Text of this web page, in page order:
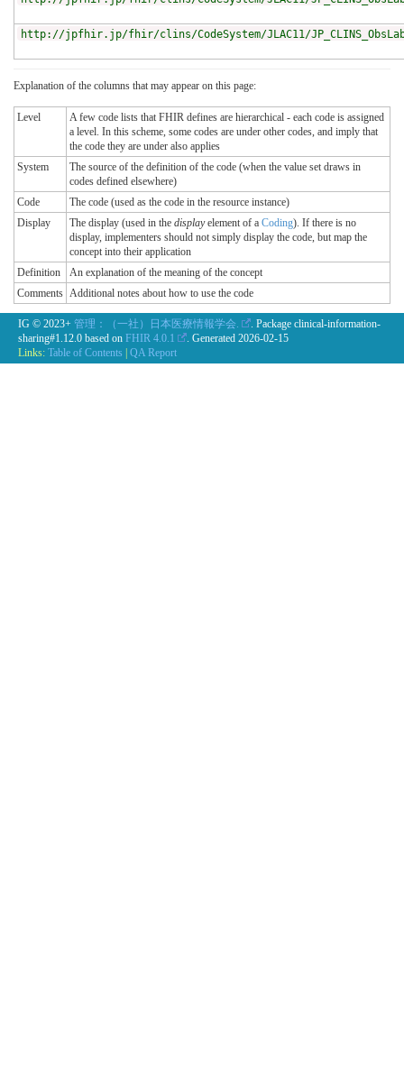
http://jpfhir.jp/fhir/clins/CodeSystem/JLAC11/
Explanation of the columns that may appear on this page:
Level
A few code lists that FHIR defines are hierarchical - each code is assigned
a level. In this scheme, some codes are under other codes, and imply that
the code they are under also applies
System
The source of the definition of the code (when the value set draws in
codes defined elsewhere)
Code
The code (used as the code in the resource instance)
Display
The display (used in the displayelement of a Coding). If there is no
display, implementers should not simply display the code, but map the
concept into their application
Definition
An explanation of the meaning of the concept
Comments Additional notes about how to use the code
IG © 2023+ 管理：（一社）日本医療情報学会.
. Package clinical-information-
sharing#1.12.0 based on FHIR 4.0.1 . Generated 2026-02-15
Links: Table of Contents QA Report